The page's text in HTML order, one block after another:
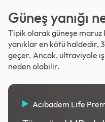
Güneş yanığı
Tipik olarak güneşe maruz
yanıklar en kötü haldedir,
geçer. Ancak, ultraviyole
neden olabilir.
Acıbadem Life